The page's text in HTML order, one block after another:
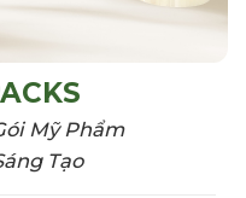
Mỹ Phẩm
Tạo